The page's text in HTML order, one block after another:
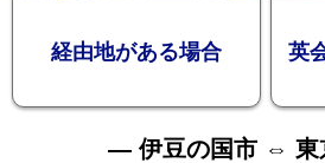
お
経由地がある場合 英
— 伊豆の国市 ⇔